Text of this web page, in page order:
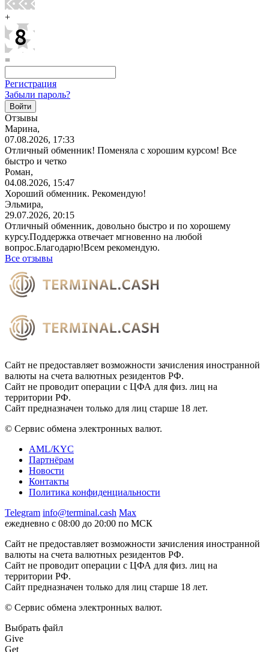
+
=
Регистрация
Забыли пароль?
Отзывы
Марина,
07.08.2026, 17:33
Отличный обменник! Поменяла с хорошим курсом! Все
быстро и четко
Роман,
04.08.2026, 15:47
Хороший обменник. Рекомендую!
Эльмира,
29.07.2026, 20:15
Отличный обменник, довольно быстро и по хорошему
курсу.Поддержка отвечает мгновенно на любой
вопрос.Благодарю!Всем рекомендую.
Все отзывы
Сайт не предоставляет возможности зачисления иностранной
валюты на счета валютных резидентов РФ.
Сайт не проводит операции с ЦФА для физ. лиц на
территории РФ.
Сайт предназначен только для лиц старше 18 лет.
© Сервис обмена электронных валют.
AML/KYC
Партнёрам
Новости
Контакты
Политика конфиденциальности
Telegram info@terminal.cash Max
ежедневно с 08:00 до 20:00 по МСК
Сайт не предоставляет возможности зачисления иностранной
валюты на счета валютных резидентов РФ.
Сайт не проводит операции с ЦФА для физ. лиц на
территории РФ.
Сайт предназначен только для лиц старше 18 лет.
© Сервис обмена электронных валют.
Выбрать файл
Give
Get